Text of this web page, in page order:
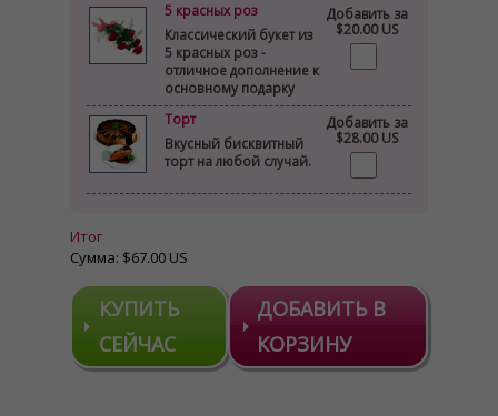
Добавить за
$20.00 US
5 красных роз
Классический букет из
5 красных роз -
отличное дополнение к
основному подарку
Добавить за
$28.00 US
Торт
Вкусный бисквитный
торт на любой случай.
Итог
Сумма: $67.00 US
КУПИТЬ
СЕЙЧАС
ДОБАВИТЬ В
КОРЗИНУ